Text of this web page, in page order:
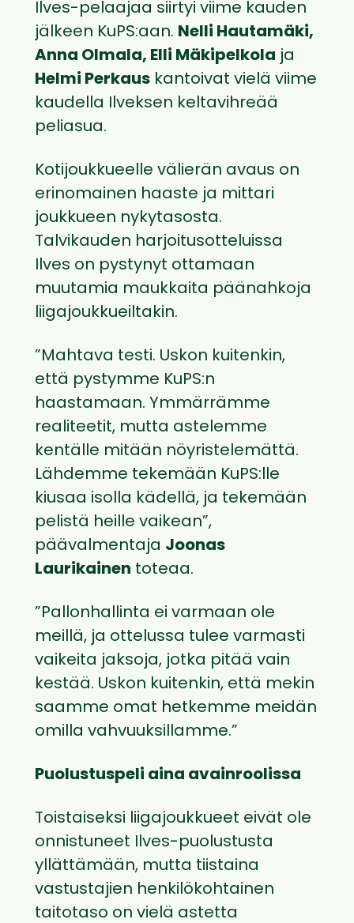
Ilves-pelaajaa siirtyi viime kauden
jälkeen KuPS:aan. Nelli Hautamäki,
Anna Olmala, Elli Mäkipelkola ja
Helmi Perkaus kantoivat vielä viime
kaudella Ilveksen keltavihreää
peliasua.
Kotijoukkueelle välierän avaus on
erinomainen haaste ja mittari
joukkueen nykytasosta.
Talvikauden harjoitusotteluissa
Ilves on pystynyt ottamaan
muutamia maukkaita päänahkoja
liigajoukkueiltakin.
”Mahtava testi. Uskon kuitenkin,
että pystymme KuPS:n
haastamaan. Ymmärrämme
realiteetit, mutta astelemme
kentälle mitään nöyristelemättä.
Lähdemme tekemään KuPS:lle
kiusaa isolla kädellä, ja tekemään
pelistä heille vaikean”,
päävalmentaja Joonas
Laurikainen toteaa.
”Pallonhallinta ei varmaan ole
meillä, ja ottelussa tulee varmasti
vaikeita jaksoja, jotka pitää vain
kestää. Uskon kuitenkin, että mekin
saamme omat hetkemme meidän
omilla vahvuuksillamme.”
Puolustuspeli aina avainroolissa
Toistaiseksi liigajoukkueet eivät ole
onnistuneet Ilves-puolustusta
yllättämään, mutta tiistaina
vastustajien henkilökohtainen
taitotaso on vielä astetta